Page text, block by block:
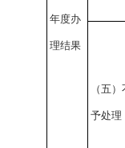
年度办
理结果
（五）
予处理